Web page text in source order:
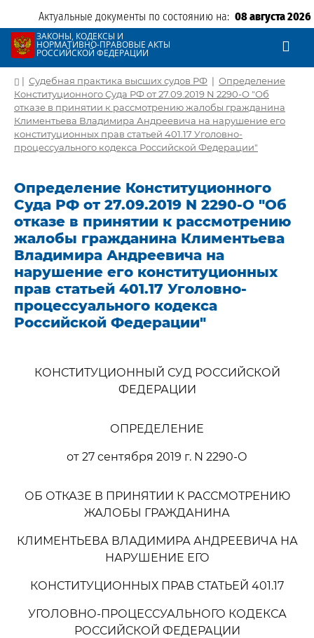
Актуальные документы по состоянию на: 08 августа 2026
ЗАКОНЫ, КОДЕКСЫ И
НОРМАТИВНО-ПРАВОВЫЕ АКТЫ
РОССИЙСКОЙ ФЕДЕРАЦИИ
| Судебная практика высших судов РФ | Определение
Конституционного Суда РФ от 27.09.2019 N 2290-О "Об
отказе в принятии к рассмотрению жалобы гражданина
Климентьева Владимира Андреевича на нарушение его
конституционных прав статьей 401.17 Уголовно-
процессуального кодекса Российской Федерации"
Определение Конституционного
Суда РФ от 27.09.2019 N 2290-О "Об
отказе в принятии к рассмотрению
жалобы гражданина Климентьева
Владимира Андреевича на
нарушение его конституционных
прав статьей 401.17 Уголовно-
процессуального кодекса
Российской Федерации"
КОНСТИТУЦИОННЫЙ СУД РОССИЙСКОЙ
ФЕДЕРАЦИИ
ОПРЕДЕЛЕНИЕ
от 27 сентября 2019 г. N 2290-О
ОБ ОТКАЗЕ В ПРИНЯТИИ К РАССМОТРЕНИЮ
ЖАЛОБЫ ГРАЖДАНИНА
КЛИМЕНТЬЕВА ВЛАДИМИРА АНДРЕЕВИЧА НА
НАРУШЕНИЕ ЕГО
КОНСТИТУЦИОННЫХ ПРАВ СТАТЬЕЙ 401.17
УГОЛОВНО-ПРОЦЕССУАЛЬНОГО КОДЕКСА
РОССИЙСКОЙ ФЕДЕРАЦИИ